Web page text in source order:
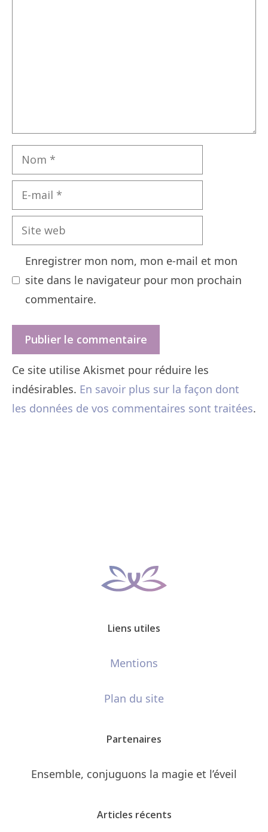
Nom
mail
Site
web
Enregistrer mon nom, mon e-mail et mon
site dans le navigateur pour mon prochain
commentaire.
Ce site utilise Akismet pour réduire les
indésirables. En savoir plus sur la façon dont
les données de vos commentaires sont traitées.
Liens utiles
Mentions
Plan du site
Partenaires
Ensemble, conjuguons la magie et l’éveil
Articles récents